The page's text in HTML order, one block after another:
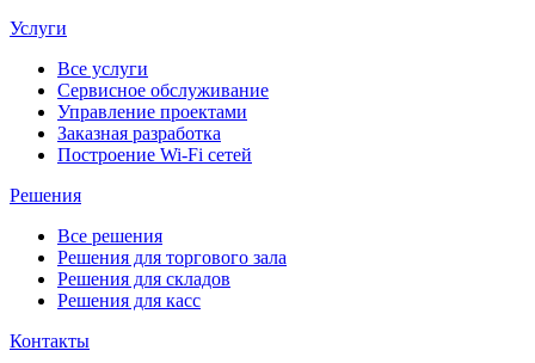
Услуги
Все услуги
Сервисное обслуживание
Управление проектами
Заказная разработка
Построение Wi-Fi сетей
Решения
Все решения
Решения для торгового зала
Решения для складов
Решения для касс
Контакты